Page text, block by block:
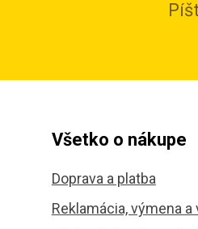
Všetko o nákupe
Doprava a platba
Reklamácia, výmena